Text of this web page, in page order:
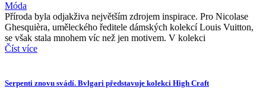
Móda
Příroda byla odjakživa největším zdrojem inspirace. Pro Nicolase
Ghesquièra, uměleckého ředitele dámských kolekcí Louis Vuitton,
se však stala mnohem víc než jen motivem. V kolekci
Číst více
Serpenti znovu svádí. Bvlgari představuje kolekci High Craft